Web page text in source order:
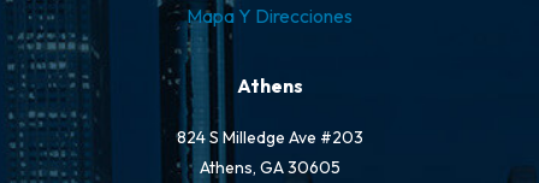
Mapa Y Direcciones
Athens
824 S Milledge Ave #203
Athens, GA 30605